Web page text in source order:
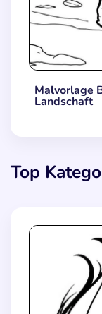
Malvorlage
Landschaft
Top